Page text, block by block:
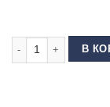
Количество товара
В